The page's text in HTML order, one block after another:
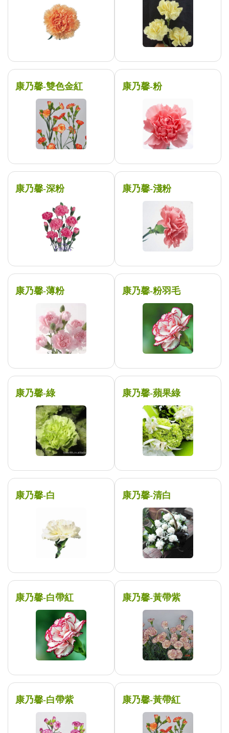
康乃馨-雙色金紅 康乃馨-粉
康乃馨-深粉 康乃馨-淺粉
康乃馨-薄粉 康乃馨-粉羽毛
康乃馨-綠 康乃馨-蘋果綠
康乃馨-白 康乃馨-清白
康乃馨-白帶紅 康乃馨-黃帶紫
康乃馨-白帶紫 康乃馨-黃帶紅